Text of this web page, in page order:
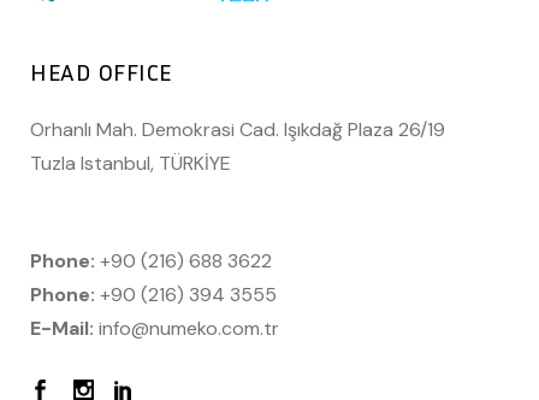
HEAD OFFICE
Orhanlı Mah. Demokrasi Cad. Işıkdağ Plaza 26/19
Tuzla Istanbul, TÜRKİYE
Phone: +90 (216) 688 3622
Phone: +90 (216) 394 3555
E-Mail: info@numeko.com.tr